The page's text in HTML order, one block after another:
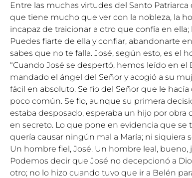
Entre las muchas virtudes del Santo
que tiene mucho que ver con la nobleza, la
incapaz de traicionar a otro que confía en
Puedes fiarte de ella y confiar, abandonarte
sabes que no te falla. José, según esto, es el
“Cuando José se despertó, hemos leído en el
mandado el ángel del Señor y acogió a su
fácil en absoluto. Se fio del Señor que le
poco común. Se fio, aunque su primera
estaba desposado, esperaba un hijo por obra
en secreto. Lo que pone en evidencia que
quería causar ningún mal a María; ni siquiera
Un hombre fiel, José. Un hombre leal, bueno,
Podemos decir que José no decepcionó a
otro; no lo hizo cuando tuvo que ir a Belén